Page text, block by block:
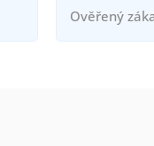
Ověřený